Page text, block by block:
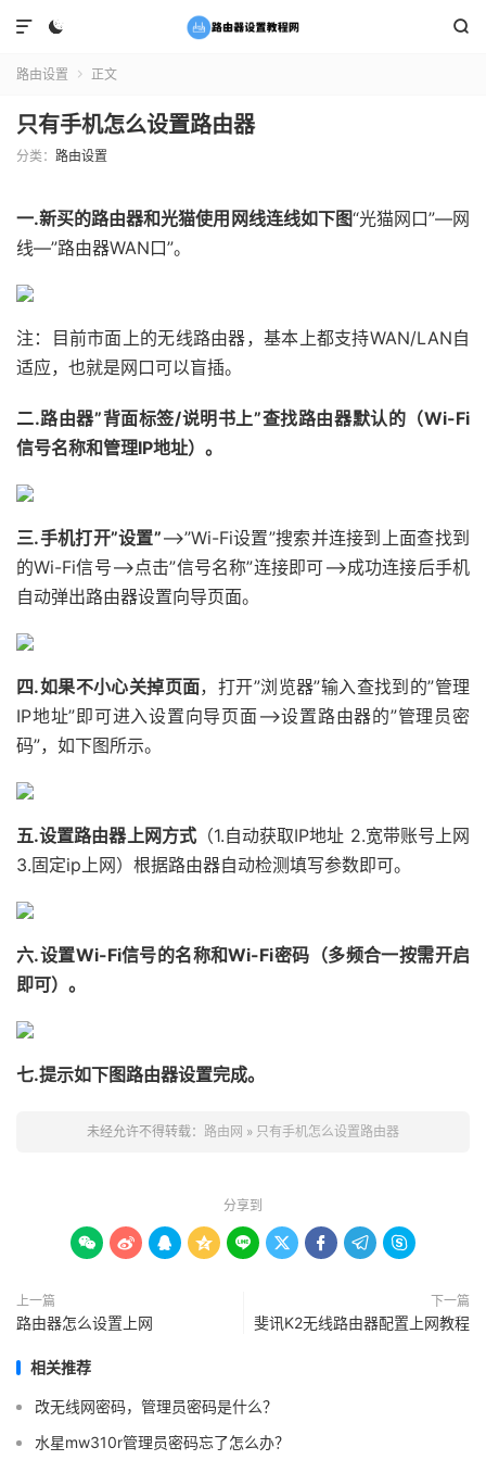
 

路由设置  正文
只有手机怎么设置路由器
分类： 路由设置
一.新买的路由器和光猫使用网线连线如下图“光猫网口”—网
线—”路由器WAN口”。
注：目前市面上的无线路由器，基本上都支持WAN/LAN自
适应，也就是网口可以盲插。
二.路由器”背面标签/说明书上”查找路由器默认的（Wi-Fi
信号名称和管理IP地址）。
三.手机打开”设置”——>”Wi-Fi设置”搜索并连接到上面查找到
的Wi-Fi信号——>点击”信号名称”连接即可——>成功连接后手机
自动弹出路由器设置向导页面。
四.如果不小心关掉页面，打开”浏览器”输入查找到的”管理
IP地址”即可进入设置向导页面——>设置路由器的”管理员密
码”，如下图所示。
五.设置路由器上网方式（1.自动获取IP地址 2.宽带账号上网
3.固定ip上网）根据路由器自动检测填写参数即可。
六.设置Wi-Fi信号的名称和Wi-Fi密码（多频合一按需开启
即可）。
七.提示如下图路由器设置完成。
未经允许不得转载： 路由网 » 只有手机怎么设置路由器
分享到
        
上一篇
路由器怎么设置上网
下一篇
斐讯K2无线路由器配置上网教程
相关推荐
改无线网密码，管理员密码是什么？
水星mw310r管理员密码忘了怎么办？